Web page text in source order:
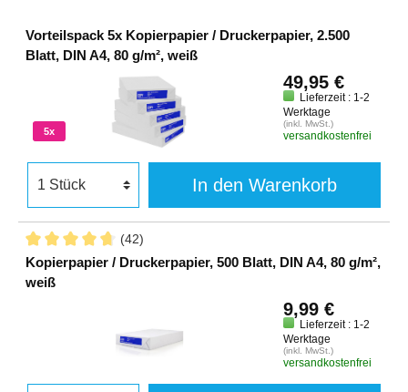
Vorteilspack 5x Kopierpapier / Druckerpapier, 2.500
Blatt, DIN A4, 80 g/m², weiß
5x
49,95 €
Lieferzeit : 1-2
Werktage
(inkl. MwSt.)
versandkostenfrei
In den Warenkorb
(42)
Kopierpapier / Druckerpapier, 500 Blatt, DIN A4, 80 g/m²,
weiß
9,99 €
Lieferzeit : 1-2
Werktage
(inkl. MwSt.)
versandkostenfrei